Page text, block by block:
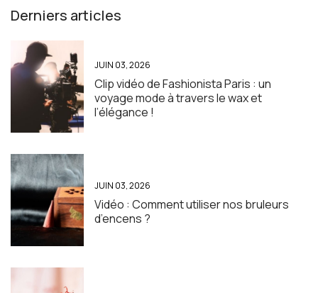
Derniers articles
JUIN 03, 2026
Clip vidéo de Fashionista Paris : un
voyage mode à travers le wax et
l’élégance !
JUIN 03, 2026
Vidéo : Comment utiliser nos bruleurs
d’encens ?